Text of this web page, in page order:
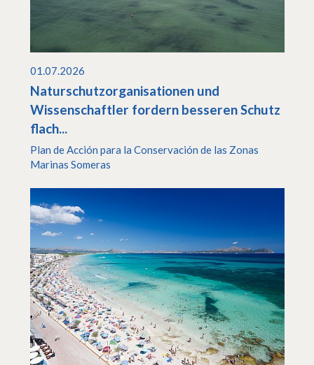
01.07.2026
Naturschutzorganisationen und
Wissenschaftler fordern besseren Schutz
flach...
Plan de Acción para la Conservación de las Zonas
Marinas Someras